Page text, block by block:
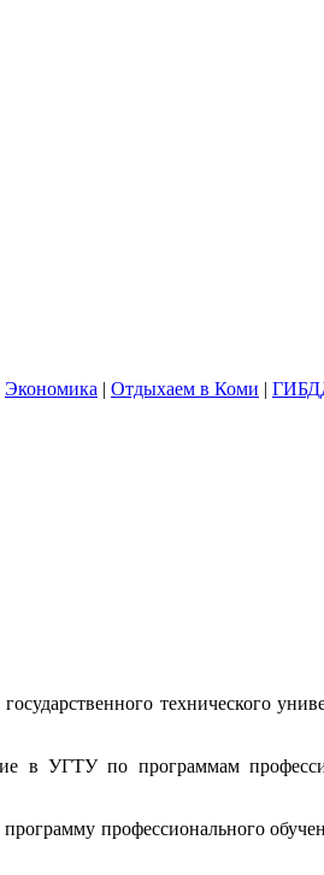
Экономика | Отдыхаем в Коми |
технического
в УГТУ по программам
профессионального